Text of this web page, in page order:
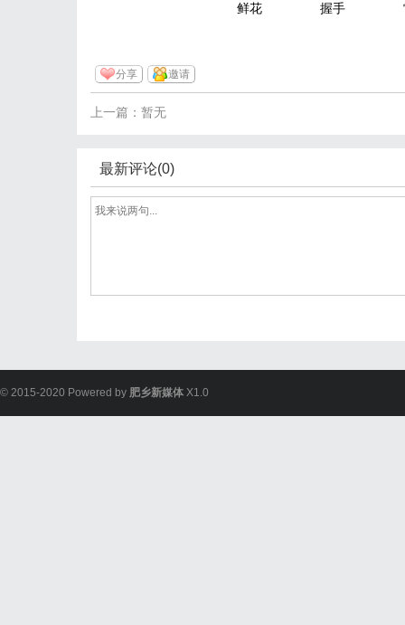
鲜花 握手
分享 邀请
上一篇：暂无
最新评论(0)
© 2015-2020 Powered by 肥乡新媒体 X1.0